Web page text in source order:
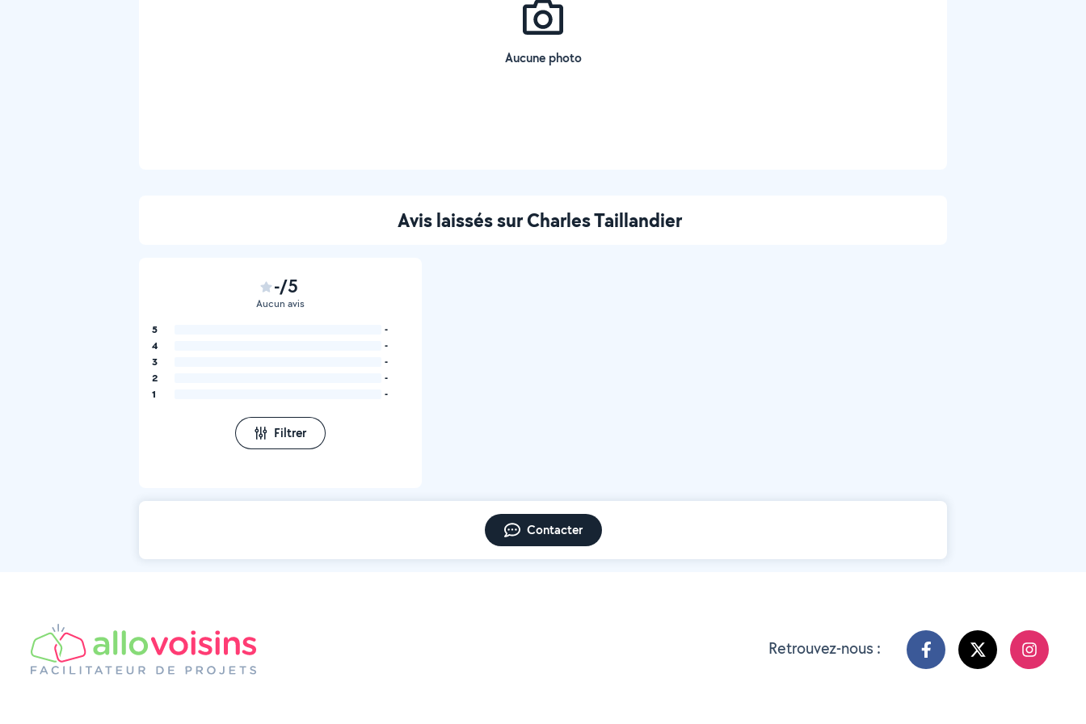
Aucune photo
Avis laissés sur Charles Taillandier
-/5
Aucun avis
5
-
4
-
3
-
2
-
1
-
Filtrer
Contacter
Retrouvez-nous :